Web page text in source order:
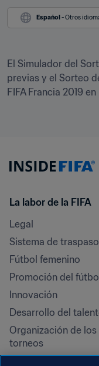
Español - Otros
El Simulador del
previas y el Sorteo
FIFA Francia 2019
La labor de la FIFA
Legal
Sistema de
Fútbol femenino
Promoción del fútbol
Innovación
Desarrollo del
Organización de los
torneos